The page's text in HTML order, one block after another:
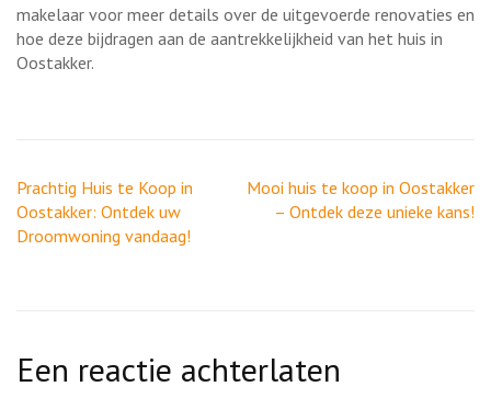
makelaar voor meer details over de uitgevoerde renovaties en
hoe deze bijdragen aan de aantrekkelijkheid van het huis in
Oostakker.
Berichtnavigatie
Prachtig Huis te Koop in
Oostakker: Ontdek uw
Droomwoning vandaag!
Mooi huis te koop in Oostakker
– Ontdek deze unieke kans!
Een reactie achterlaten